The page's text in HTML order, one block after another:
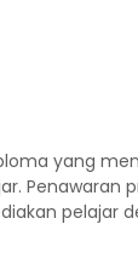
yang
Penawaran
pelajar